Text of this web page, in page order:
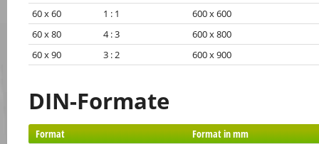
60 x 60 1 : 1
600 x 600
60 x 80 4 : 3
600 x 800
60 x 90 3 : 2
600 x 900
DIN-Formate
Format Format in mm